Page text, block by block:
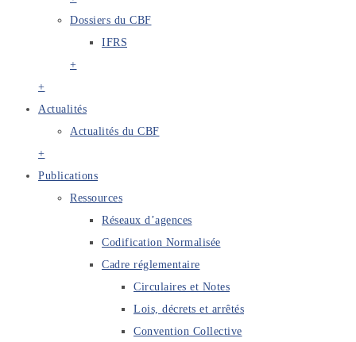
Dossiers du CBF
IFRS
+
+
Actualités
Actualités du CBF
+
Publications
Ressources
Réseaux d’agences
Codification Normalisée
Cadre réglementaire
Circulaires et Notes
Lois, décrets et arrêtés
Convention Collective